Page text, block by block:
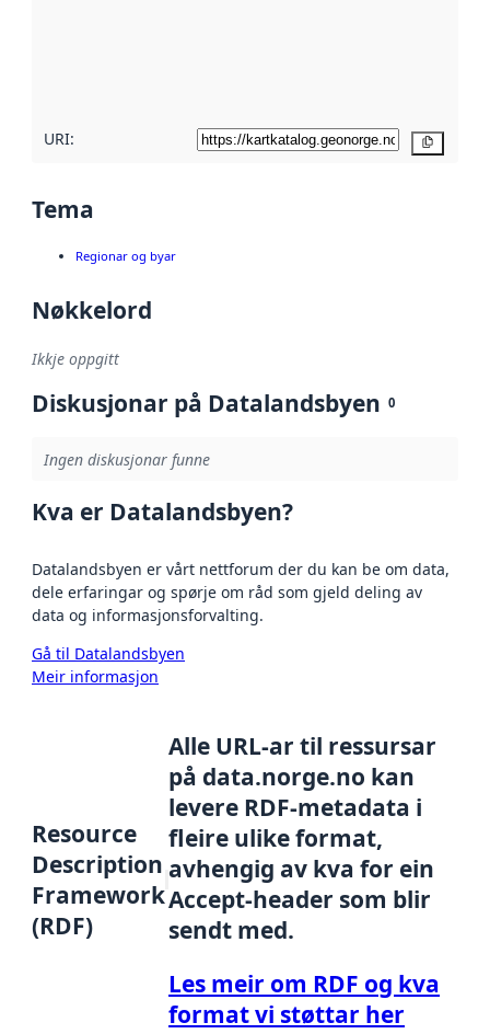
URI:
Tema
Regionar og byar
Nøkkelord
Ikkje oppgitt
Diskusjonar på Datalandsbyen 0
Ingen diskusjonar funne
Kva er Datalandsbyen?
Datalandsbyen er vårt nettforum der du kan be om data,
dele erfaringar og spørje om råd som gjeld deling av
data og informasjonsforvalting.
Gå til Datalandsbyen
Meir informasjon
Resource
Description
Framework
(RDF)
Alle URL-ar til ressursar
på data.norge.no kan
levere RDF-metadata i
fleire ulike format,
avhengig av kva for ein
Accept-header som blir
sendt med.
Les meir om RDF og kva
format vi støttar her